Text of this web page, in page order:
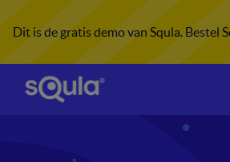
Dit is de gratis demo van Squla. Bestel